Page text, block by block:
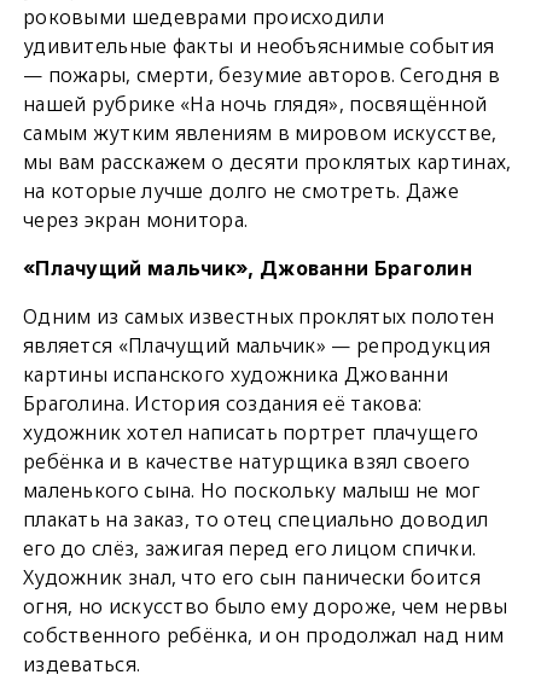
роковыми шедеврами происходили
удивительные факты и необъяснимые события
— пожары, смерти, безумие авторов. Сегодня в
нашей рубрике «На ночь глядя», посвящённой
самым жутким явлениям в мировом искусстве,
мы вам расскажем о десяти проклятых картинах,
на которые лучше долго не смотреть. Даже
через экран монитора.
«Плачущий мальчик», Джованни Браголин
Одним из самых известных проклятых полотен
является «Плачущий мальчик» — репродукция
картины испанского художника Джованни
Браголина. История создания её такова:
художник хотел написать портрет плачущего
ребёнка и в качестве натурщика взял своего
маленького сына. Но поскольку малыш не мог
плакать на заказ, то отец специально доводил
его до слёз, зажигая перед его лицом спички.
Художник знал, что его сын панически боится
огня, но искусство было ему дороже, чем нервы
собственного ребёнка, и он продолжал над ним
издеваться.